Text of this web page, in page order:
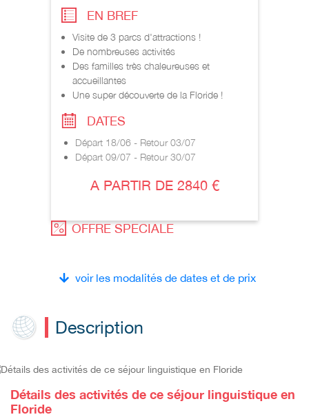
EN BREF
Visite de 3 parcs d'attractions !
De nombreuses activités
Des familles très chaleureuses et
accueillantes
Une super découverte de la Floride !
DATES
Départ 18/06 - Retour 03/07
Départ 09/07 - Retour 30/07
A PARTIR DE 2840 €
OFFRE SPECIALE
voir les modalités de dates et de prix
Description
Détails des activités de ce séjour linguistique en
Floride